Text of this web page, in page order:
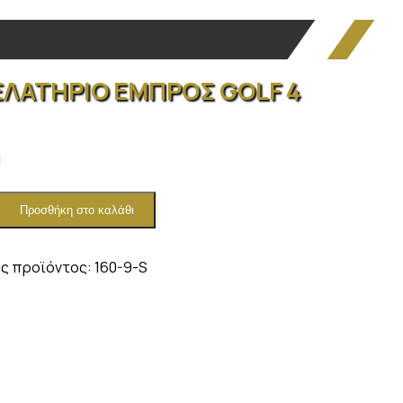
ΕΜΠΡΟΣ GOLF 4
Προσθήκη στο καλάθι
προϊόντος: 160-9-S